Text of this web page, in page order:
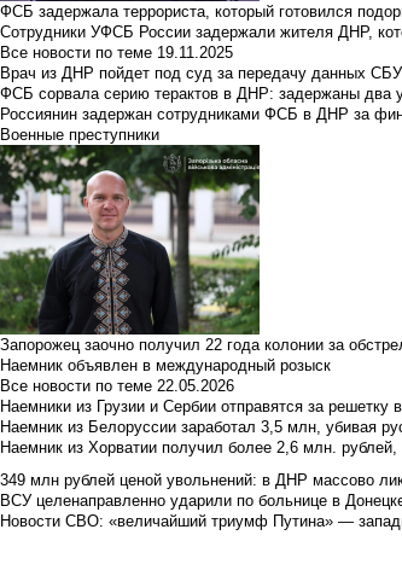
ФСБ задержала террориста, который готовился
Сотрудники УФСБ России задержали жителя ДНР,
Все новости по теме 19.11.2025
Врач из ДНР пойдет под суд за передачу данных
ФСБ сорвала серию терактов в ДНР: задержаны два
Россиянин задержан сотрудниками ФСБ в ДНР за
Военные преступники
Запорожец заочно получил 22 года колонии за
Наемник объявлен в международный розыск
Все новости по теме 22.05.2026
Наемники из Грузии и Сербии отправятся за решетку
Наемник из Белоруссии заработал 3,5 млн, убивая
Наемник из Хорватии получил более 2,6 млн. рублей,
349 млн рублей ценой увольнений: в ДНР массово
ВСУ целенаправленно ударили по больнице в
Новости СВО: «величайший триумф Путина» —